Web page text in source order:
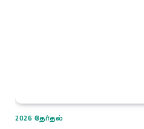
2026 தேர்தல்